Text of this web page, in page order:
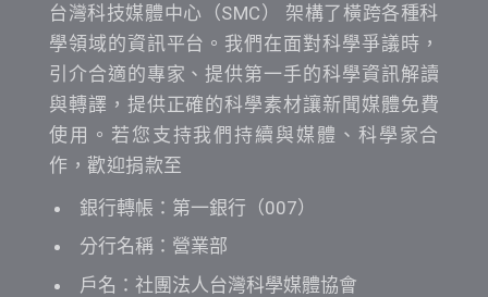
台灣科技媒體中心（SMC） 架構了橫跨各種科
學領域的資訊平台。我們在面對科學爭議時，
引介合適的專家、提供第一手的科學資訊解讀
與轉譯，提供正確的科學素材讓新聞媒體免費
使用。若您支持我們持續與媒體、科學家合
作，歡迎捐款至
銀行轉帳：第一銀行（007）
分行名稱：營業部
戶名：社團法人台灣科學媒體協會